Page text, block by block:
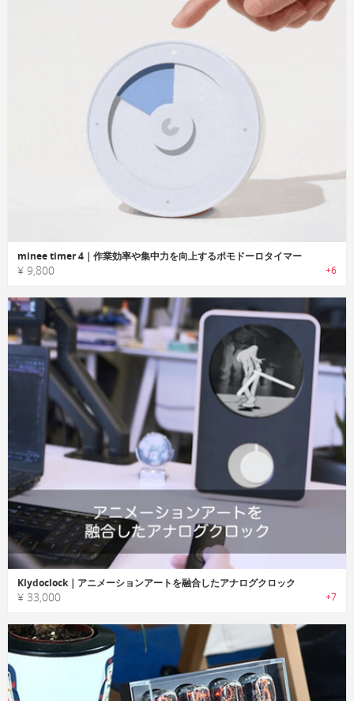
minee timer 4｜作業効率や集中力を向上するポモドーロタイマー
¥ 9,800 +6
Klydoclock｜アニメーションアートを融合したアナログクロック
¥ 33,000 +7